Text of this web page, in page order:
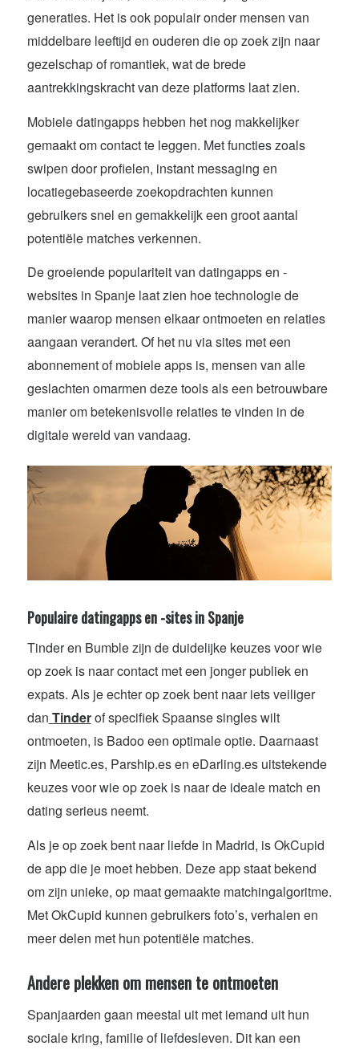
generaties. Het is ook populair onder mensen van
middelbare leeftijd en ouderen die op zoek zijn naar
gezelschap of romantiek, wat de brede
aantrekkingskracht van deze platforms laat zien.
Mobiele datingapps hebben het nog makkelijker
gemaakt om contact te leggen. Met functies zoals
swipen door profielen, instant messaging en
locatiegebaseerde zoekopdrachten kunnen
gebruikers snel en gemakkelijk een groot aantal
potentiële matches verkennen.
De groeiende populariteit van datingapps en -
websites in Spanje laat zien hoe technologie de
manier waarop mensen elkaar ontmoeten en relaties
aangaan verandert. Of het nu via sites met een
abonnement of mobiele apps is, mensen van alle
geslachten omarmen deze tools als een betrouwbare
manier om betekenisvolle relaties te vinden in de
digitale wereld van vandaag.
Populaire datingapps en -sites in Spanje
Tinder en Bumble zijn de duidelijke keuzes voor wie
op zoek is naar contact met een jonger publiek en
expats. Als je echter op zoek bent naar iets veiliger
dan Tinderof specifiek Spaanse singles wilt
ontmoeten, is Badoo een optimale optie. Daarnaast
zijn Meetic.es, Parship.es en eDarling.es uitstekende
keuzes voor wie op zoek is naar de ideale match en
dating serieus neemt.
Als je op zoek bent naar liefde in Madrid, is OkCupid
de app die je moet hebben. Deze app staat bekend
om zijn unieke, op maat gemaakte matchingalgoritme.
Met OkCupid kunnen gebruikers foto’s, verhalen en
meer delen met hun potentiële matches.
Andere plekken om mensen te ontmoeten
Spanjaarden gaan meestal uit met iemand uit hun
sociale kring, familie of liefdesleven. Dit kan een